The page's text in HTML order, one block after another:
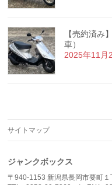
【売約済
車）
2025年11月
サイトマップ
ジャンクボックス
〒940-1153 新潟県長岡市要町１